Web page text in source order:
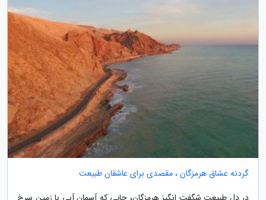
گردنه عشاق هرمزگان ، مقصدی برای عاشقان طبیعت